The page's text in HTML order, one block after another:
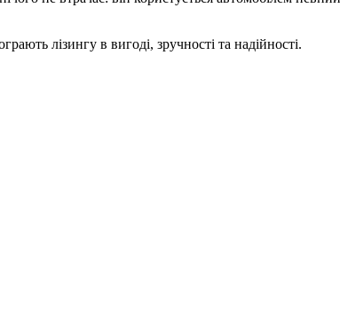
лізингу в вигоді, зручності та надійності.